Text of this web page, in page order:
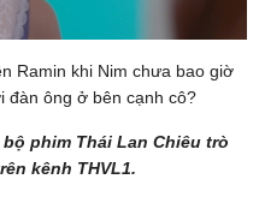
Ramin khi Nim chưa bao giờ
đàn ông ở bên cạnh cô?
phim Thái Lan Chiêu trò
kênh THVL1.